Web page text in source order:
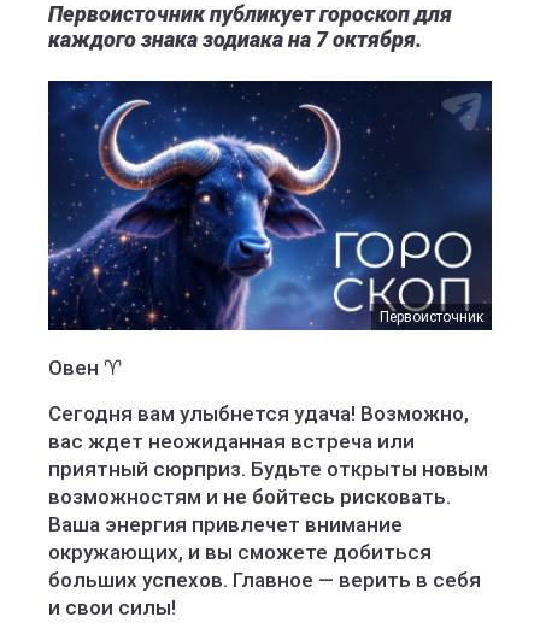
Первоисточник публикует гороскоп для
каждого знака зодиака на 7 октября.
Первоисточник
Овен ♈️
Сегодня вам улыбнется удача! Возможно,
вас ждет неожиданная встреча или
приятный сюрприз. Будьте открыты новым
возможностям и не бойтесь рисковать.
Ваша энергия привлечет внимание
окружающих, и вы сможете добиться
больших успехов. Главное — верить в себя
и свои силы!